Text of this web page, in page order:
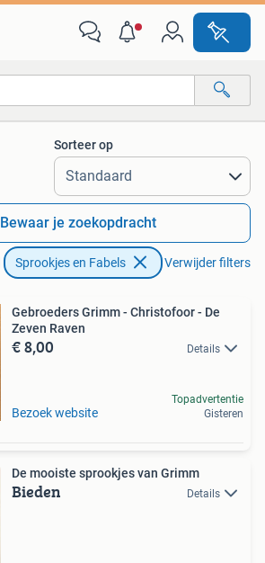
Alle afstanden…
Sorteer op
Bewaar je zoekopdracht
Sprookjes en Fabels Verwijder filters
Gebroeders Grimm - Christofoor - De
Zeven Raven
€ 8,00 Details
Bezoek website
Topadvertentie
Gisteren
De mooiste sprookjes van Grimm
Bieden Details